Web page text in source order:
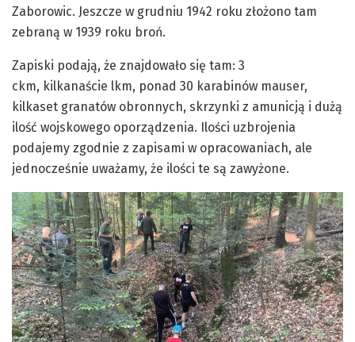
Zaborowic. Jeszcze w grudniu 1942 roku złożono tam
zebraną w 1939 roku broń.
Zapiski podają, że znajdowało się tam: 3
ckm, kilkanaście lkm, ponad 30 karabinów mauser,
kilkaset granatów obronnych, skrzynki z amunicją i dużą
ilość wojskowego oporządzenia. Ilości uzbrojenia
podajemy zgodnie z zapisami w opracowaniach, ale
jednocześnie uważamy, że ilości te są zawyżone.